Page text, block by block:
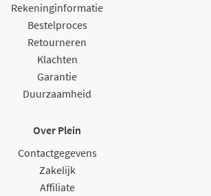
Rekeninginformatie
Bestelproces
Retourneren
Klachten
Garantie
Duurzaamheid
Over Plein
Contactgegevens
Zakelijk
Affiliate